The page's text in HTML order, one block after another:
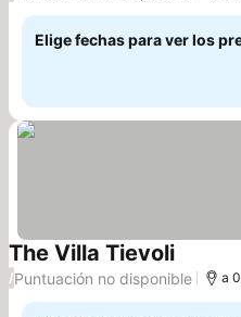
Elige fechas para ver los
The Villa Tievoli
/Puntuación no disponible a